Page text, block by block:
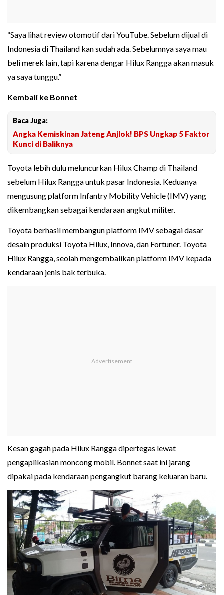
“Saya lihat review otomotif dari YouTube. Sebelum dijual di
Indonesia di Thailand kan sudah ada. Sebelumnya saya mau
beli merek lain, tapi karena dengar Hilux Rangga akan masuk
ya saya tunggu.”
Kembali ke Bonnet
Baca Juga:
Angka Kemiskinan Jateng Anjlok! BPS Ungkap 5 Faktor
Kunci di Baliknya
Toyota lebih dulu meluncurkan Hilux Champ di Thailand
sebelum Hilux Rangga untuk pasar Indonesia. Keduanya
mengusung platform Infantry Mobility Vehicle (IMV) yang
dikembangkan sebagai kendaraan angkut militer.
Toyota berhasil membangun platform IMV sebagai dasar
desain produksi Toyota Hilux, Innova, dan Fortuner. Toyota
Hilux Rangga, seolah mengembalikan platform IMV kepada
kendaraan jenis bak terbuka.
Kesan gagah pada Hilux Rangga dipertegas lewat
pengaplikasian moncong mobil. Bonnet saat ini jarang
dipakai pada kendaraan pengangkut barang keluaran baru.